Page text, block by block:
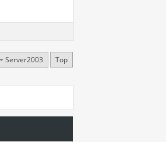
Server2003 Top